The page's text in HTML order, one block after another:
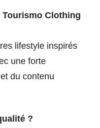
Clothing
lifestyle inspirés
une forte
du contenu
?